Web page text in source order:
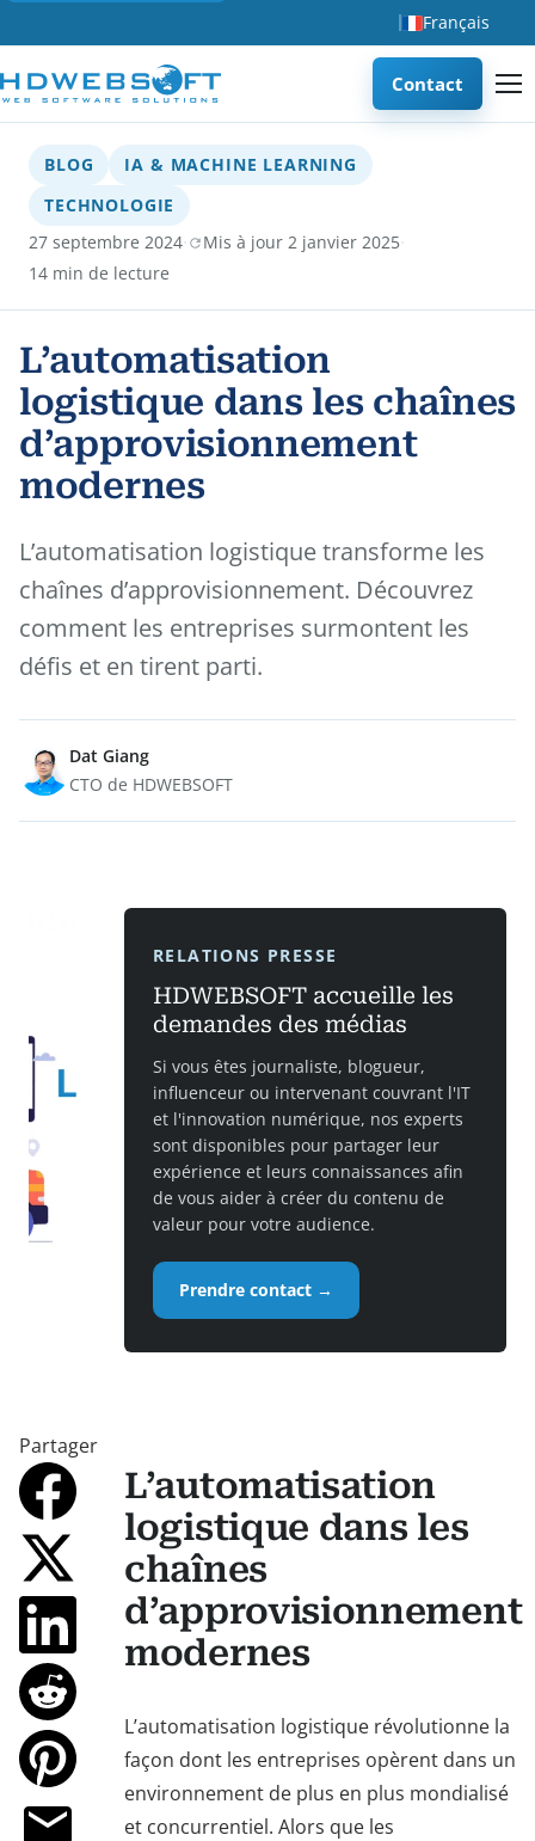
Français
Contact
BLOG
IA & MACHINE LEARNING
TECHNOLOGIE
27 septembre 2024· Mis à jour 2 janvier 2025·
14 min de lecture
L’automatisation
logistique dans les chaînes
d’approvisionnement
modernes
L’automatisation logistique transforme les
chaînes d’approvisionnement. Découvrez
comment les entreprises surmontent les
défis et en tirent parti.
Dat Giang
CTO de HDWEBSOFT
RELATIONS PRESSE
HDWEBSOFT accueille les
demandes des médias
Si vous êtes journaliste, blogueur,
influenceur ou intervenant couvrant l'IT
et l'innovation numérique, nos experts
sont disponibles pour partager leur
expérience et leurs connaissances afin
de vous aider à créer du contenu de
valeur pour votre audience.
Prendre contact →
Partager
L’automatisation
logistique dans les
chaînes
d’approvisionnement
modernes
L’automatisation logistique révolutionne la
façon dont les entreprises opèrent dans un
environnement de plus en plus mondialisé
et concurrentiel. Alors que les